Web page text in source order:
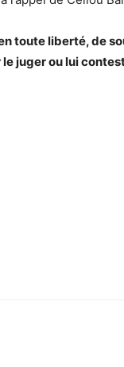
toute liberté, de
juger ou lui